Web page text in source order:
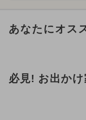
あなたにオス
必見! お出か